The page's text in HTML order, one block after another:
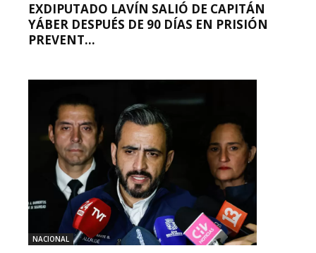
EXDIPUTADO LAVÍN SALIÓ DE CAPITÁN
YÁBER DESPUÉS DE 90 DÍAS EN PRISIÓN
PREVENT...
NACIONAL